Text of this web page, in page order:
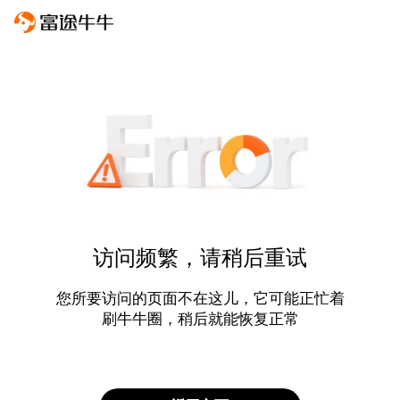
访问频繁，请稍后重试
您所要访问的页面不在这儿，它可能正忙着
刷牛牛圈，稍后就能恢复正常